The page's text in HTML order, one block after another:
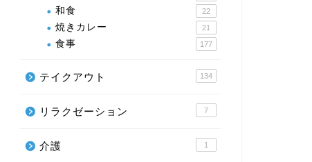
和食 22
焼きカレー 21
食事 177
テイクアウト 134
リラクゼーション 7
介護 1